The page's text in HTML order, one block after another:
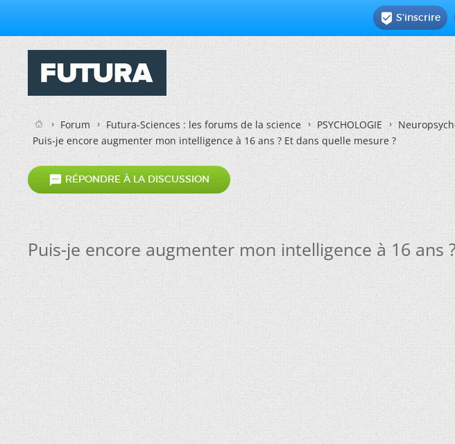
 S'inscrire
Forum Futura-Sciences : les forums de la science PSYCHOLOGIE
Puis-je encore augmenter mon intelligence à 16 ans ? Et dans quelle mesure ?
 RÉPONDRE À LA DISCUSSION
Puis-je encore augmenter mon intelligence à 16 ans